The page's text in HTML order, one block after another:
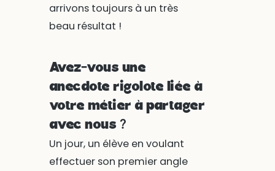
arrivons toujours à un très
beau résultat !
Avez-vous une
anecdote rigolote liée à
votre métier à partager
avec nous ?
Un jour, un élève en voulant
effectuer son premier angle